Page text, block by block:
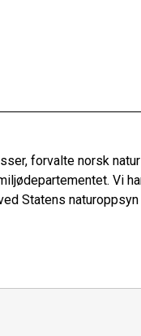
forvalte norsk
Vi
Statens